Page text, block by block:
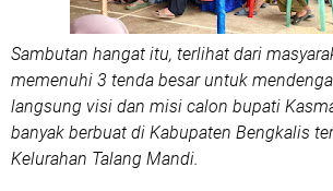
Sambutan hangat itu, terlihat dari
memenuhi 3 tenda besar untuk
langsung visi dan misi calon bupati
banyak berbuat di Kabupaten Bengkalis
Kelurahan Talang Mandi.